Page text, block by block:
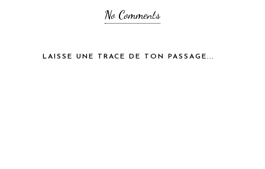
No Comments
LAISSE UNE TRACE DE TON PASSAGE...